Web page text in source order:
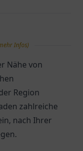
Infos)
Nähe von
Region
zahlreiche
nach Ihrer